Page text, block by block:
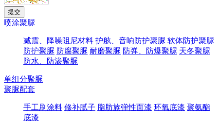
喷涂聚脲
减震、降噪阻尼材料 护舷、音响防护聚脲 软体防护聚脲
防护聚脲 防腐聚脲 耐磨聚脲 防弹、防爆聚脲 天冬聚脲
防水、防渗聚脲
单组分聚脲
聚脲配套
手工刷涂料 修补腻子 脂肪族弹性面漆 环氧底漆 聚氨酯
底漆